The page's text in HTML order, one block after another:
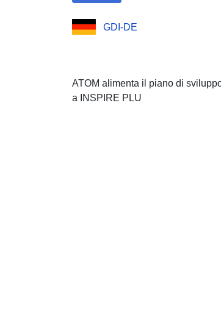
GDI-DE
ATOM alimenta il piano di
a INSPIRE PLU